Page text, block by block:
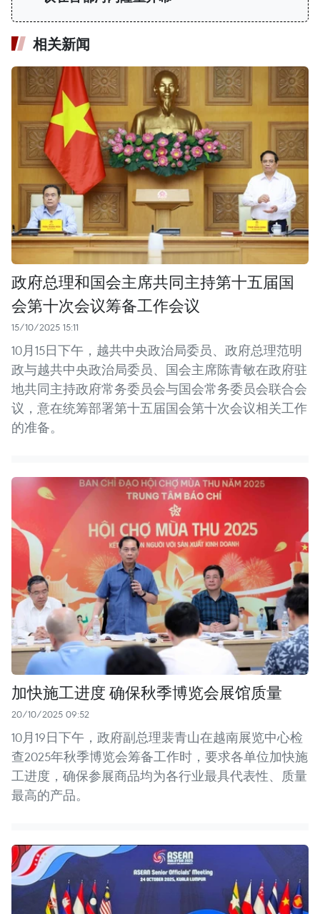
相关新闻
政府总理和国会主席共同主持第十五届国
会第十次会议筹备工作会议
15/10/2025 15:11
10月15日下午，越共中央政治局委员、政府总理范明
政与越共中央政治局委员、国会主席陈青敏在政府驻
地共同主持政府常务委员会与国会常务委员会联合会
议，意在统筹部署第十五届国会第十次会议相关工作
的准备。
加快施工进度 确保秋季博览会展馆质量
20/10/2025 09:52
10月19日下午，政府副总理裴青山在越南展览中心检
查2025年秋季博览会筹备工作时，要求各单位加快施
工进度，确保参展商品均为各行业最具代表性、质量
最高的产品。